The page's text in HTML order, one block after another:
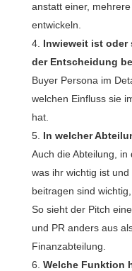
anstatt einer,
entwickeln.
Inwieweit ist oder
der Entscheidung
Buyer Persona im
welchen Einfluss sie
hat.
In welcher
Auch die Abteilung, in
was ihr wichtig ist
beitragen sind
So sieht der Pitch
und PR anders aus
Finanzabteilung.
Welche Funktion